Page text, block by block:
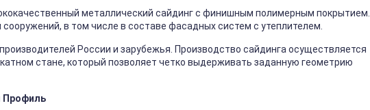
металлический сайдинг с финишным полимерным покрытием.
в том числе в составе фасадных систем с утеплителем.
России и зарубежья. Производство сайдинга осуществляется
стане, который позволяет четко выдерживать заданную геометрию
Профиль